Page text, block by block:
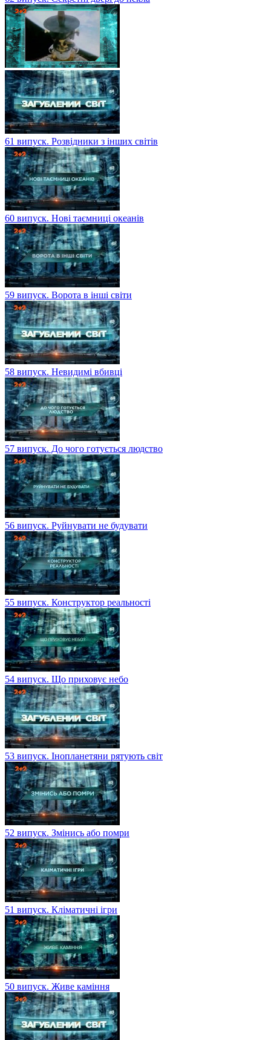
61 випуск. Розвідники з інших світів
60 випуск. Нові таємниці океанів
59 випуск. Ворота в інші світи
58 випуск. Невидимі вбивці
57 випуск. До чого готується людство
56 випуск. Руйнувати не будувати
55 випуск. Конструктор реальності
54 випуск. Що приховує небо
53 випуск. Інопланетяни рятують світ
52 випуск. Змінись або помри
51 випуск. Кліматичні ігри
50 випуск. Живе каміння